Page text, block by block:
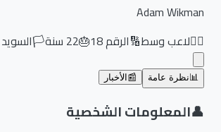
Adam Wikman
لاعب وسط🔢الرقم18
🎂
22سنة🏳️السويد
نظرة عامة 📰 الأخبار
المعلومات الشخصية